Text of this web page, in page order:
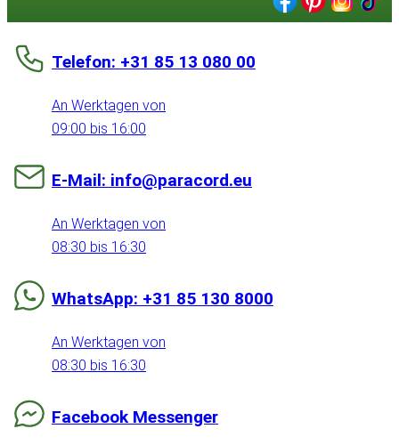
Telefon: +31 85 13 080 00
An Werktagen von
09:00 bis 16:00
E-Mail: info@paracord.eu
An Werktagen von
08:30 bis 16:30
WhatsApp: +31 85 130 8000
An Werktagen von
08:30 bis 16:30
Facebook Messenger